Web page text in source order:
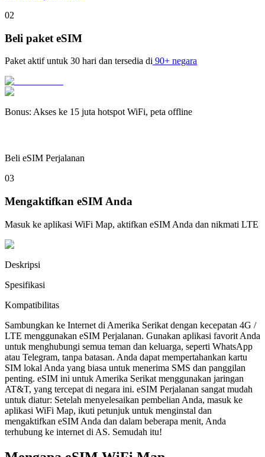
02
Beli paket eSIM
Paket aktif untuk 30 hari dan tersedia di 90+ negara
Bonus: Akses ke 15 juta hotspot WiFi, peta offline
Beli eSIM Perjalanan
03
Mengaktifkan eSIM Anda
Masuk ke aplikasi WiFi Map, aktifkan eSIM Anda dan nikmati LTE
Deskripsi
Spesifikasi
Kompatibilitas
Sambungkan ke Internet di Amerika Serikat dengan kecepatan 4G /
LTE menggunakan eSIM Perjalanan. Gunakan aplikasi favorit Anda
untuk menghubungi semua teman dan keluarga, seperti WhatsApp
atau Telegram, tanpa batasan. Anda dapat mempertahankan kartu
SIM lokal Anda yang biasa untuk menerima SMS dan panggilan
penting. eSIM ini untuk Amerika Serikat menggunakan jaringan
AT&T, yang tercepat di negara ini. eSIM Perjalanan sangat mudah
untuk diatur: Setelah menyelesaikan pembelian Anda, masuk ke
aplikasi WiFi Map, ikuti petunjuk untuk menginstal dan
mengaktifkan eSIM Anda dan dalam beberapa menit, Anda
terhubung ke internet di AS. Semudah itu!